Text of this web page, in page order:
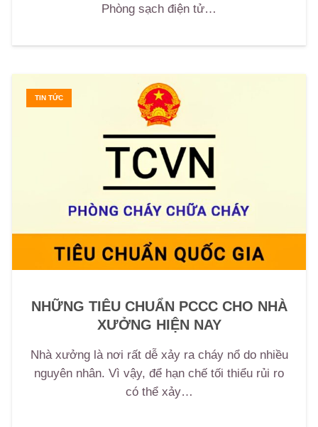
Phòng sạch điện tử…
TIN TỨC
NHỮNG TIÊU CHUẨN PCCC CHO NHÀ
XƯỞNG HIỆN NAY
Nhà xưởng là nơi rất dễ xảy ra cháy nổ do nhiều
nguyên nhân. Vì vậy, để hạn chế tối thiểu rủi ro
có thể xảy…